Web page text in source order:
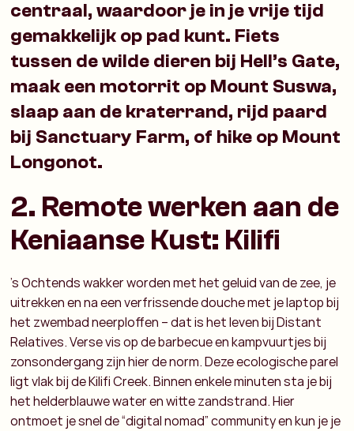
centraal, waardoor je in je vrije tijd
gemakkelijk op pad kunt. Fiets
tussen de wilde dieren bij Hell’s Gate,
maak een motorrit op Mount Suswa,
slaap aan de kraterrand, rijd paard
bij Sanctuary Farm, of hike op Mount
Longonot.
2. Remote werken aan de
Keniaanse Kust: Kilifi
's Ochtends wakker worden met het geluid van de zee, je
uitrekken en na een verfrissende douche met je laptop bij
het zwembad neerploffen – dat is het leven bij Distant
Relatives. Verse vis op de barbecue en kampvuurtjes bij
zonsondergang zijn hier de norm. Deze ecologische parel
ligt vlak bij de Kilifi Creek. Binnen enkele minuten sta je bij
het helderblauwe water en witte zandstrand. Hier
ontmoet je snel de “digital nomad” community en kun je je